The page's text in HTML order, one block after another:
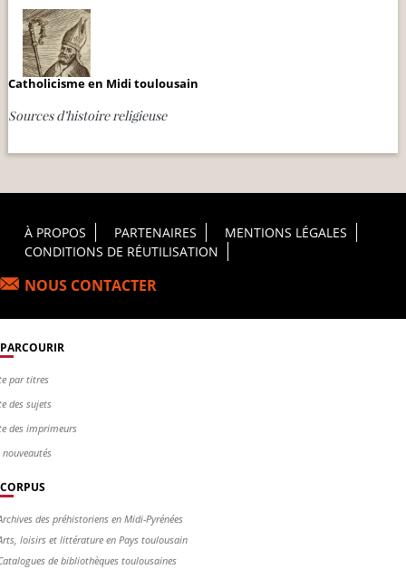
Catholicisme en Midi toulousain
Sources d’histoire religieuse
Footer Principal
À PROPOS PARTENAIRES
MENTIONS LÉGALES
CONDITIONS DE RÉUTILISATION
NOUS CONTACTER
PARCOURIR
par titres
des sujets
des imprimeurs
nouveautés
CORPUS
des préhistoriens en Midi-Pyrénées
loisirs et littérature en Pays toulousain
de bibliothèques toulousaines